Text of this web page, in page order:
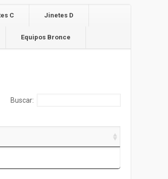
C Jinetes D
Equipos Bronce
Buscar: